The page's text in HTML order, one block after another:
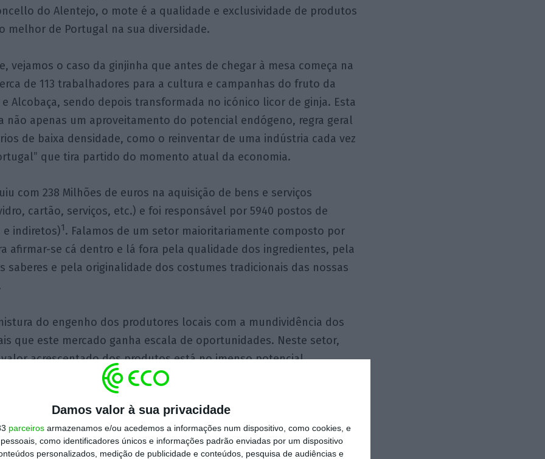
Damos valor à sua privacidade
parceiros armazenamos e/ou acedemos a informações num dispositivo, como cookies, e
como identificadores únicos e informações padrão enviadas por um dispositivo
personalizados, medição de publicidade e conteúdos, pesquisa de audiências e
do Alentejo, o mote é a qualidade e exclusividade de produtos
melhor de Portugal na sua diversidade.
vejamos o caso da ginjinha que antes de chegar à mesa começa na
de 113 trabalhadores para a cultura e campanhas do fruto da
Alcobaça, sendo depois transformada no icónico licor de ginja. Esta
não apenas um aproveitamento do potencial endógeno, regra geral
de baixa densidade, como o reinventar de uma indústria cada vez
que tira partido do momento atual da economia.
com 238 Milhões de euros na aquisição de bens e serviços
cartão, serviços, etc.) e foi responsável por 5940 postos de
indiretos)1. Falamos de um setor maioritariamente composto por
afirmar-se cá dentro e lá fora pela qualidade dos ingredientes, pela
saberes e pela originalidade dos costumes tradicionais das nossas
do engenho dos produtores locais com a mundividência dos
que este mercado ganha escala de oportunidades. Neste setor,
valor acrescentado dos produtos está no imenso potencial
de cada região. É notório desde logo, na proposta de valor de
turístico, através da valia de produtos destilados das nossas
a aguardente de medronho ou os nossos inconfundíveis
da nossa “mesa portuguesa”.